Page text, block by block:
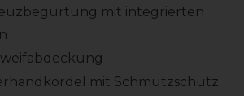
mit integrierten
mit Schmutzschutz